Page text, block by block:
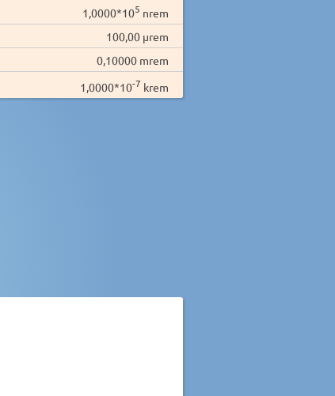
1,0000*105 nrem
100,00 µrem
0,10000 mrem
1,0000*10-7 krem